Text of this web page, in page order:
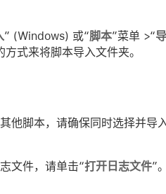
” (Windows) 或“脚本”菜单 >“
式来将脚本导入文件夹。
他脚本，请确保同时选择并导
文件，请单击“打开日志文件”